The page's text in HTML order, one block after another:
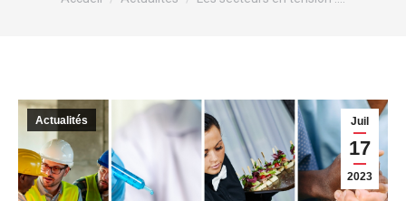
Juil
17
2023
Actualités